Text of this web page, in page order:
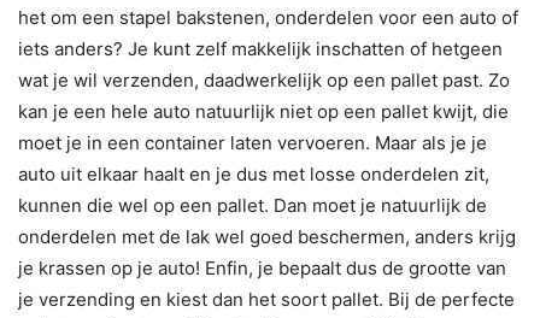
het om een stapel bakstenen, onderdelen voor een auto of
iets anders? Je kunt zelf makkelijk inschatten of hetgeen
wat je wil verzenden, daadwerkelijk op een pallet past. Zo
kan je een hele auto natuurlijk niet op een pallet kwijt, die
moet je in een container laten vervoeren. Maar als je je
auto uit elkaar haalt en je dus met losse onderdelen zit,
kunnen die wel op een pallet. Dan moet je natuurlijk de
onderdelen met de lak wel goed beschermen, anders krijg
je krassen op je auto! Enfin, je bepaalt dus de grootte van
je verzending en kiest dan het soort pallet. Bij de perfecte